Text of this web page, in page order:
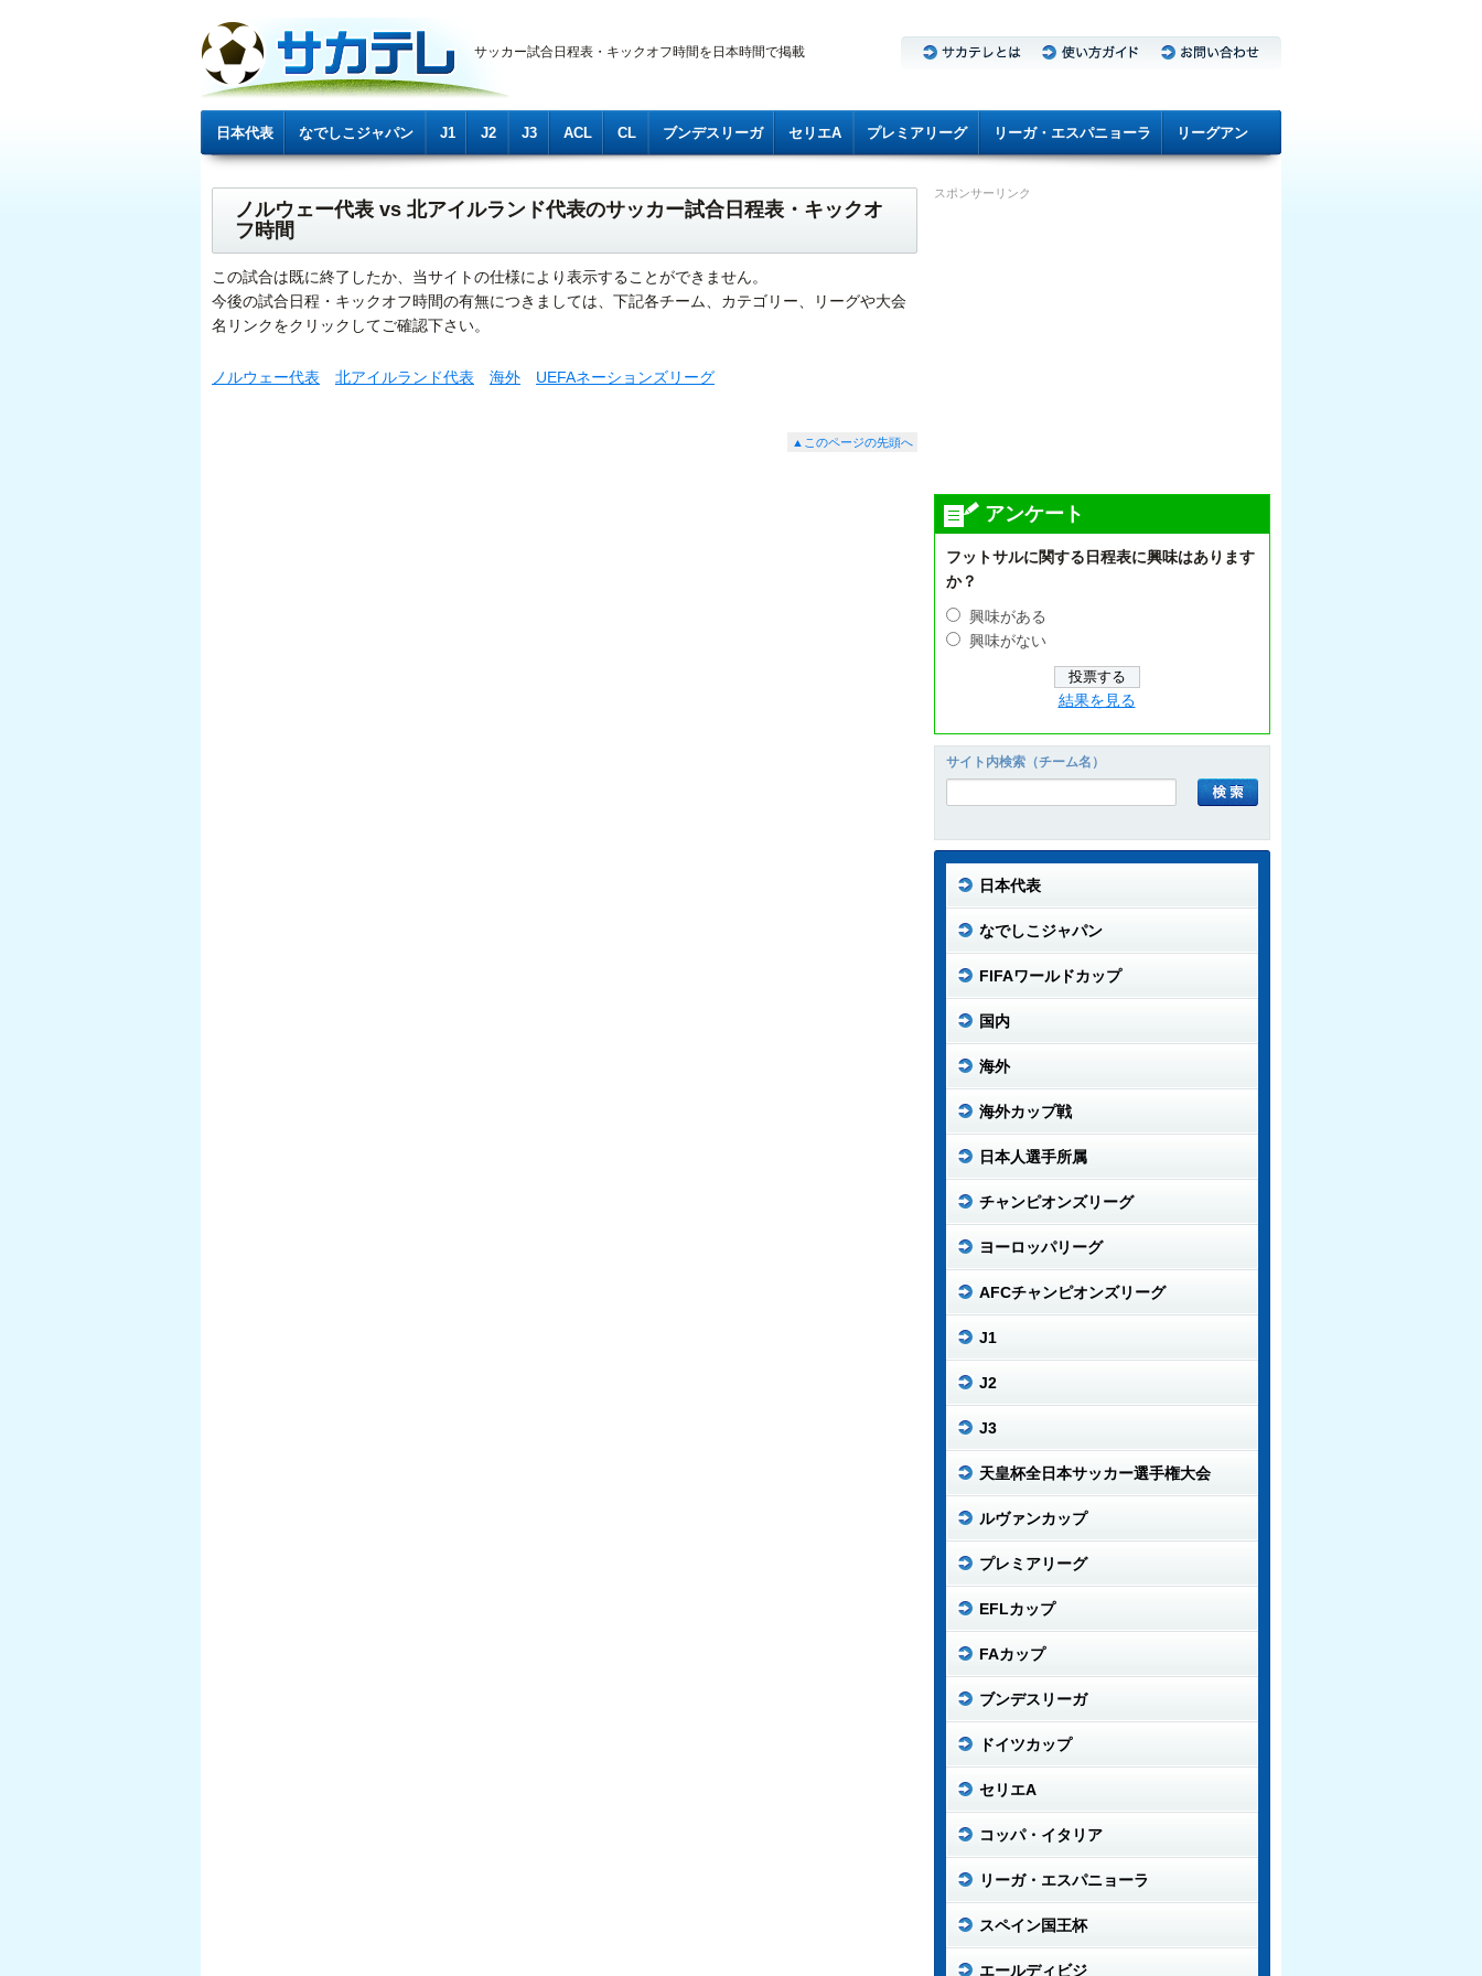
サッカー試合日程表・キックオフ時間を日本時間で掲載
日本代表 なでしこジャパン J1 J2 J3 ACL CL ブンデスリーガ セリエA プレミアリーグ リーガ・エスパニョーラ リーグアン
ノルウェー代表 vs 北アイルランド代表のサッカー試合日程表・キックオ
フ時間
この試合は既に終了したか、当サイトの仕様により表示することができません。
今後の試合日程・キックオフ時間の有無につきましては、下記各チーム、カテゴリー、リーグや大会
名リンクをクリックしてご確認下さい。
ノルウェー代表 北アイルランド代表 海外 UEFAネーションズリーグ
▲このページの先頭へ
スポンサーリンク
アンケート
フットサルに関する日程表に興味はあります
か？
興味がある
興味がない
結果を見る
サイト内検索（チーム名）
日本代表
なでしこジャパン
FIFAワールドカップ
国内
海外
海外カップ戦
日本人選手所属
チャンピオンズリーグ
ヨーロッパリーグ
AFCチャンピオンズリーグ
J1
J2
J3
天皇杯全日本サッカー選手権大会
ルヴァンカップ
プレミアリーグ
EFLカップ
FAカップ
ブンデスリーガ
ドイツカップ
セリエA
コッパ・イタリア
リーガ・エスパニョーラ
スペイン国王杯
エールディビジ